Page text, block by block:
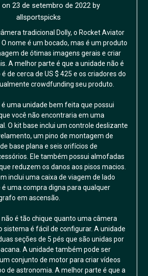
on 23 de setembro de 2022by
allsportspicks
tradicional Dolly, o Rocket Aviator
nome é um bocado, mas é um produto
de ótimas imagens gerais e criar
A melhor parte é que a unidade não é
de cerca de US $ 425 e os criadores do
crowdfunding seu produto.
uma unidade bem feita que possui
você não encontraria em uma
O kit base inclui um controle deslizante
um pino de montagem de
base plana e seis orifícios de
Ele também possui almofadas
reduzem os danos aos pisos macios.
inclui uma caixa de viagem de lado
é uma compra digna para qualquer
em ascensão.
é tão chique quanto uma câmera
sistema é fácil de configurar. A unidade
seções de 5 pés que são unidas por
A unidade também pode ser
conjunto de motor para criar vídeos
de astronomia. A melhor parte é que a